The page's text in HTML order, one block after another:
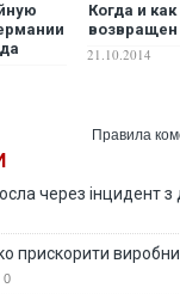
Когда и
возвращен
21.10.2014
Правила
через інцидент
прискорити
0